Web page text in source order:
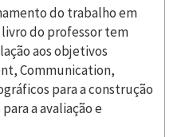
do trabalho em
do professor tem
aos objetivos
Communication,
para a construção
a avaliação e